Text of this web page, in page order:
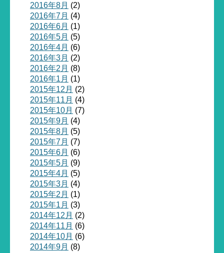
2016年8月 (2)
2016年7月 (4)
2016年6月 (1)
2016年5月 (5)
2016年4月 (6)
2016年3月 (2)
2016年2月 (8)
2016年1月 (1)
2015年12月 (2)
2015年11月 (4)
2015年10月 (7)
2015年9月 (4)
2015年8月 (5)
2015年7月 (7)
2015年6月 (6)
2015年5月 (9)
2015年4月 (5)
2015年3月 (4)
2015年2月 (1)
2015年1月 (3)
2014年12月 (2)
2014年11月 (6)
2014年10月 (6)
2014年9月 (8)